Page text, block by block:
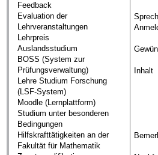
Feedback
Evaluation der
Lehrveranstaltungen
Lehrpreis
Auslandsstudium
BOSS (System zur
Prüfungsverwaltung)
Lehre Studium Forschung
(LSF-System)
Moodle (Lernplattform)
Studium unter besonderen
Bedingungen
Hilfskrafttätigkeiten an der
Fakultät für Mathematik
Inhalt